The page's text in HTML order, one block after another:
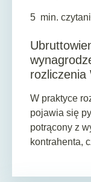
5 min.
rozliczenia
W praktyce
pojawia się
potrącony z
kontrahenta,